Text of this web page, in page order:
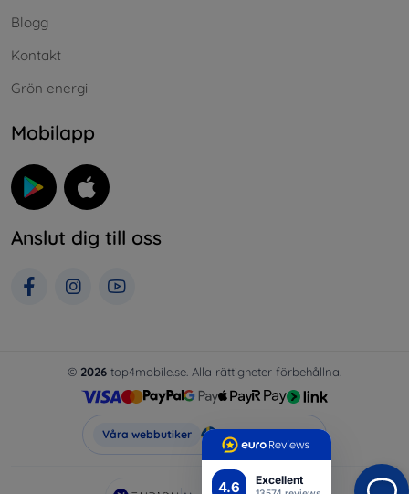
4.6 Excellent
Blogg
Kontakt
Grön energi
Mobilapp
Anslut dig till oss
© 2026 top4mobile.se. Alla rättigheter förbehållna.
Våra webbutiker Top4Mobile.se